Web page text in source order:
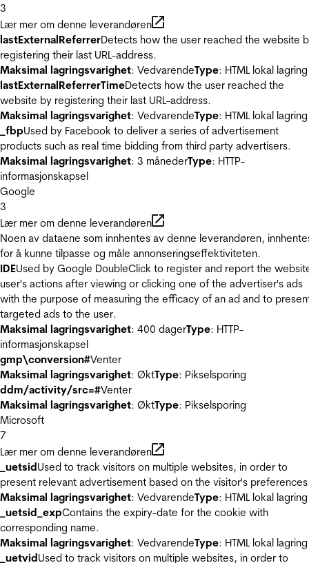
3
Lær mer om denne leverandøren
lastExternalReferrerDetects how the user reached the website
registering their last URL-address.
Maksimal lagringsvarighet: VedvarendeType: HTML lokal lagring
lastExternalReferrerTimeDetects how the user reached the
website by registering their last URL-address.
Maksimal lagringsvarighet: VedvarendeType: HTML lokal lagring
_fbpUsed by Facebook to deliver a series of advertisement
products such as real time bidding from third party advertisers.
Maksimal lagringsvarighet: 3 månederType: HTTP-
informasjonskapsel
Google
3
Lær mer om denne leverandøren
Noen av dataene som innhentes av denne leverandøren,
for å kunne tilpasse og måle annonseringseffektiviteten.
IDEUsed by Google DoubleClick to register and report the
user's actions after viewing or clicking one of the advertiser's ads
with the purpose of measuring the efficacy of an ad and to
targeted ads to the user.
Maksimal lagringsvarighet: 400 dagerType: HTTP-
informasjonskapsel
gmp\conversion#Venter
Maksimal lagringsvarighet: ØktType: Pikselsporing
ddm/activity/src=#Venter
Maksimal lagringsvarighet: ØktType: Pikselsporing
Microsoft
7
Lær mer om denne leverandøren
_uetsidUsed to track visitors on multiple websites, in order to
present relevant advertisement based on the visitor's
Maksimal lagringsvarighet: VedvarendeType: HTML lokal lagring
_uetsid_expContains the expiry-date for the cookie with
corresponding name.
Maksimal lagringsvarighet: VedvarendeType: HTML lokal lagring
_uetvidUsed to track visitors on multiple websites, in order to